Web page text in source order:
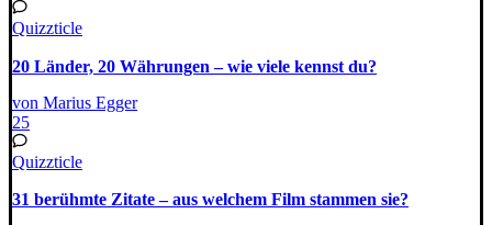
Quizzticle
20 Länder, 20 Währungen – wie viele kennst du?
von Marius Egger
25
Quizzticle
31 berühmte Zitate – aus welchem Film stammen sie?